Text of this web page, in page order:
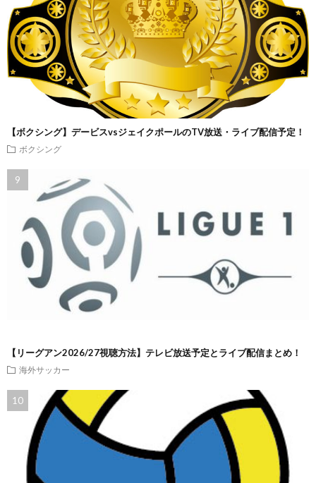
【ボクシング】デービスvsジェイクポールのTV放送・ライブ配信予定！
ボクシング
【リーグアン2026/27視聴方法】テレビ放送予定とライブ配信まとめ！
海外サッカー